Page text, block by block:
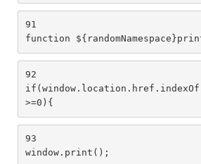
91
function
92
>=0){
93
window.print();